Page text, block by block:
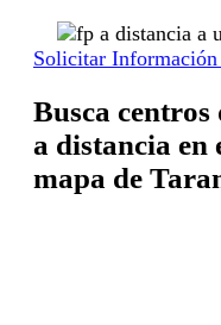
Solicitar
Busca centros
a distancia en
mapa de